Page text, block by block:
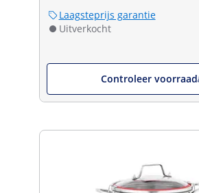
Laagsteprijs garantie
Uitverkocht
Controleer voorraad